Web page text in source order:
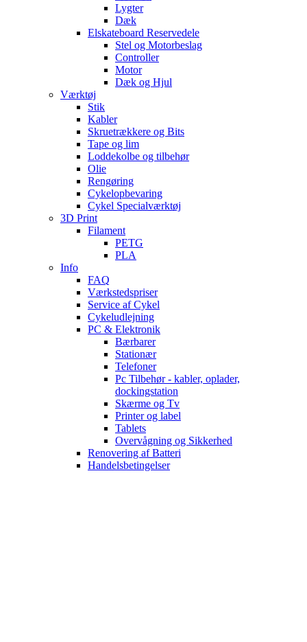
Lygter
Dæk
Elskateboard Reservedele
Stel og Motorbeslag
Controller
Motor
Dæk og Hjul
Værktøj
Stik
Kabler
Skruetrækkere og Bits
Tape og lim
Loddekolbe og tilbehør
Olie
Rengøring
Cykelopbevaring
Cykel Specialværktøj
3D Print
Filament
PETG
PLA
Info
FAQ
Værkstedspriser
Service af Cykel
Cykeludlejning
PC & Elektronik
Bærbarer
Stationær
Telefoner
Pc Tilbehør - kabler, oplader,
dockingstation
Skærme og Tv
Printer og label
Tablets
Overvågning og Sikkerhed
Renovering af Batteri
Handelsbetingelser